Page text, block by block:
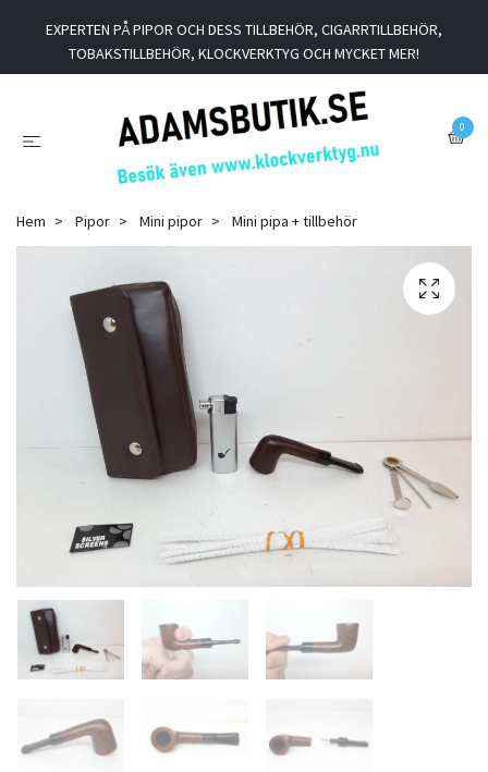
EXPERTEN PÅ PIPOR OCH DESS TILLBEHÖR, CIGARRTILLBEHÖR,
TOBAKSTILLBEHÖR, KLOCKVERKTYG OCH MYCKET MER!
0
Hem Pipor Mini pipor Mini pipa + tillbehör